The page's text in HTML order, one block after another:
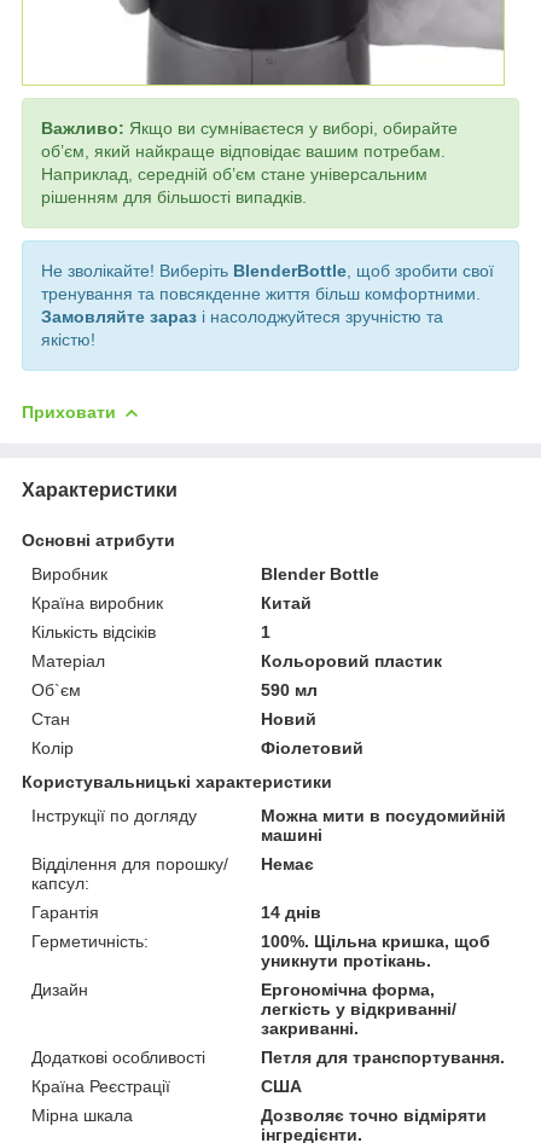
Важливо: Якщо ви сумніваєтеся у виборі, обирайте
об’єм, який найкраще відповідає вашим потребам.
Наприклад, середній об’єм стане універсальним
рішенням для більшості випадків.
Не зволікайте! Виберіть BlenderBottle , щоб зробити свої
тренування та повсякденне життя більш комфортними.
Замовляйте зараз і насолоджуйтеся зручністю та
якістю!
Приховати
Характеристики
Основні атрибути
Виробник
Blender Bottle
Країна виробник
Китай
Кількість відсіків
1
Матеріал
Кольоровий пластик
Об`єм
590 мл
Стан
Новий
Колір
Фіолетовий
Користувальницькі характеристики
Інструкції по догляду
Можна мити в посудомийній
машині
Відділення для порошку/
капсул:
Немає
Гарантія
14 днів
Герметичність:
100%. Щільна кришка, щоб
уникнути протікань.
Дизайн
Ергономічна форма,
легкість у відкриванні/
закриванні.
Додаткові особливості
Петля для транспортування.
Країна Реєстрації
США
Мірна шкала
Дозволяє точно відміряти
інгредієнти.